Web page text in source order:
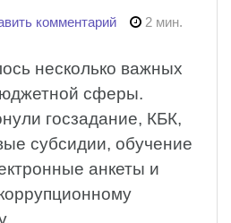
комментарий
2 мин.
несколько важных
сферы.
госзадание, КБК,
субсидии, обучение
анкеты и